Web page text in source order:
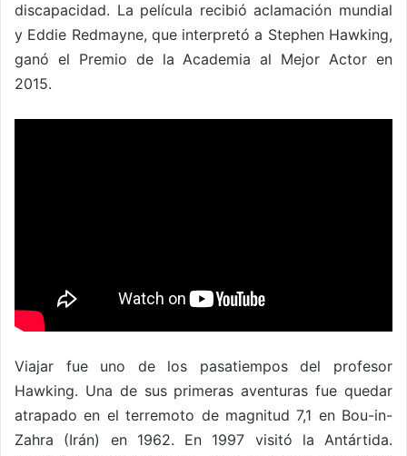
discapacidad. La película recibió aclamación mundial
y Eddie Redmayne, que interpretó a Stephen Hawking,
ganó el Premio de la Academia al Mejor Actor en
2015.
Viajar fue uno de los pasatiempos del profesor
Hawking. Una de sus primeras aventuras fue quedar
atrapado en el terremoto de magnitud 7,1 en Bou-in-
Zahra (Irán) en 1962. En 1997 visitó la Antártida.